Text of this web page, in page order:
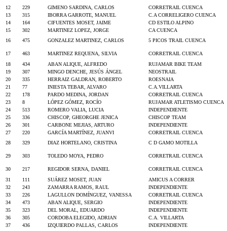
12
229 GIMENO SARDINA, CARLOS
CORRETRAIL CUENCA
13
315 IBORRA GARROTE, MANUEL
C.A CORRELIGERO CUENCA
14
164 CIFUENTES MOSET, JAIME
CD ESTILO ALPINO
15
302 MARTINEZ LOPEZ, JORGE
CA CUENCA
16
475 GONZALEZ MARTINEZ, CARLOS 5 PICOS TRAIL CUENCA
17 463 MARTINEZ REQUENA, SILVIA
CORRETRAIL CUENCA
18
434 ABAN ALIQUE, ALFREDO
RUJAMAR BIKE TEAM
19
307 MINGO DENCHE, JESÚS ÁNGEL
NEOSTRAIL
20
335 HERRAIZ GALDRAN, ROBERTO
ROESNAIA
21
77 INIESTA TEBAR, ALVARO
C.A.VILLARTA
22
178 PARDO MEDINA, JORDAN
CORRETRAIL CUENCA
23
8 LÓPEZ GÓMEZ, ROCÍO
RUJAMAR ATLETISMO CUENCA
24
513 ROMERO VALIA, LUCIA
INDEPENDIENTE
25
336 CHISCOP, GHEORGHE JENICA
CHISCOP TEAM
26
301 CARBONE MEJIAS, ARTURO
INDEPENDIENTE
27
220 GARCÍA MARTÍNEZ, JUANVI
CORRETRAIL CUENCA
28
329 DIAZ HORTELANO, CRISTINA C D GAMO MOTILLA
29 303 TOLEDO MOYA, PEDRO CORRETRAIL CUENCA
30 217 REGIDOR SERNA, DANIEL
CORRETRAIL CUENCA
31
111 SUÁREZ MOSET, JUAN
AMICUS A CORRER
32
243 ZAMARRA RAMOS, RAUL
INDEPENDIENTE
33
226 LAGULLON DOMÍNGUEZ, VANESSA
CORRETRAIL CUENCA
34
473 ABAN ALIQUE, SERGIO
INDEPENDIENTE
35
323 DEL MORAL, EDUARDO
INDEPENDIENTE
36
305 CORDOBA ELEGIDO, ADRIAN
C.A. VILLARTA
37
436 IZQUIERDO PALLAS, CARLOS INDEPENDIENTE